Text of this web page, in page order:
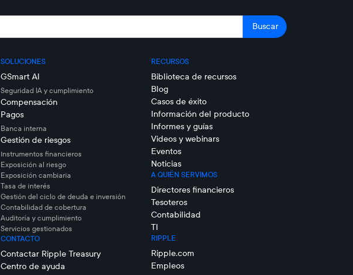
SOLUCIONES
GSmart AI
Seguridad IA y cumplimiento
Compensación
Pagos
Banca interna
Gestión de riesgos
Instrumentos financieros
Exposición al riesgo
Exposición cambiaria
Tasa de interés
Gestión del ciclo de deuda e inversión
Contabilidad de cobertura
Auditoría y cumplimiento
Servicios gestionados
CONTACTO
Contactar Ripple Treasury
Centro de ayuda
RECURSOS
Biblioteca de recursos
Blog
Casos de éxito
Información del producto
Informes y guías
Videos y webinars
Eventos
Noticias
A QUIÉN SERVIMOS
Directores financieros
Tesoteros
Contabilidad
TI
RIPPLE
Ripple.com
Empleos